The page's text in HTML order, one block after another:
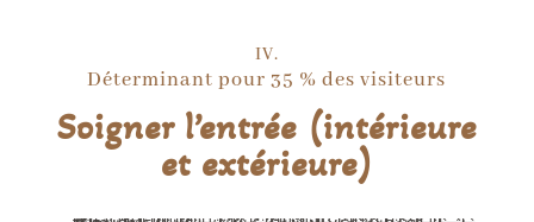
IV.
Déterminant pour 35 % des visiteurs
Soigner l’entrée (intérieure
et extérieure)